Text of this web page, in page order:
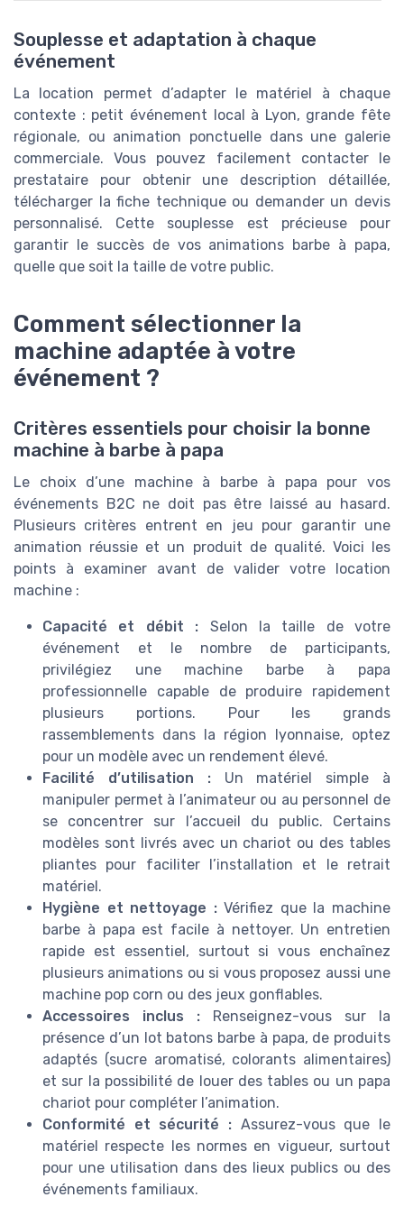
Souplesse et adaptation à chaque
événement
La location permet d’adapter le matériel à chaque
contexte : petit événement local à Lyon, grande fête
régionale, ou animation ponctuelle dans une galerie
commerciale. Vous pouvez facilement contacter le
prestataire pour obtenir une description détaillée,
télécharger la fiche technique ou demander un devis
personnalisé. Cette souplesse est précieuse pour
garantir le succès de vos animations barbe à papa,
quelle que soit la taille de votre public.
Comment sélectionner la
machine adaptée à votre
événement ?
Critères essentiels pour choisir la bonne
machine à barbe à papa
Le choix d’une machine à barbe à papa pour vos
événements B2C ne doit pas être laissé au hasard.
Plusieurs critères entrent en jeu pour garantir une
animation réussie et un produit de qualité. Voici les
points à examiner avant de valider votre location
machine :
Capacité et débit : Selon la taille de votre
événement et le nombre de participants,
privilégiez une machine barbe à papa
professionnelle capable de produire rapidement
plusieurs portions. Pour les grands
rassemblements dans la région lyonnaise, optez
pour un modèle avec un rendement élevé.
Facilité d’utilisation :Un matériel simple à
manipuler permet à l’animateur ou au personnel de
se concentrer sur l’accueil du public. Certains
modèles sont livrés avec un chariot ou des tables
pliantes pour faciliter l’installation et le retrait
matériel.
Hygiène et nettoyage :Vérifiez que la machine
barbe à papa est facile à nettoyer. Un entretien
rapide est essentiel, surtout si vous enchaînez
plusieurs animations ou si vous proposez aussi une
machine pop corn ou des jeux gonflables.
Accessoires inclus : Renseignez-vous sur la
présence d’un lot batons barbe à papa, de produits
adaptés (sucre aromatisé, colorants alimentaires)
et sur la possibilité de louer des tables ou un papa
chariot pour compléter l’animation.
Conformité et sécurité : Assurez-vous que le
matériel respecte les normes en vigueur, surtout
pour une utilisation dans des lieux publics ou des
événements familiaux.